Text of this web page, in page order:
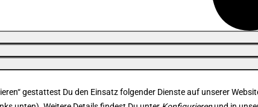
gestattest Du den Einsatz folgender Dienste auf unserer